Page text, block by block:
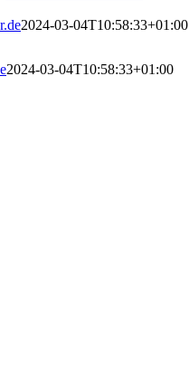
2024-03-04T10:58:33+01:00
2024-03-04T10:58:33+01:00